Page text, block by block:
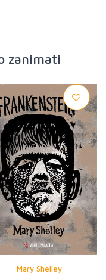
zanimati
Mary Shelley